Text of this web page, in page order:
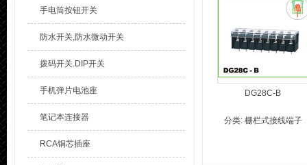
手电筒按钮开关
防水开关,防水微动开关
拨码开关.DIP开关
手机弹片电池座
笔记本连接器
RCA铜芯插座
DG28C-B
分类: 栅栏式接线端子